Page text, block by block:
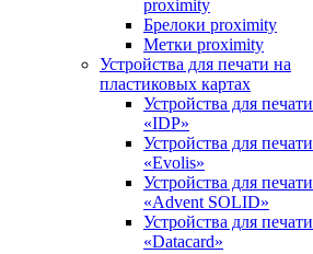
proximitу
Брелоки proximity
Метки proximity
Устройства для печати на
пластиковых картах
Устройства для печати
«IDP»
Устройства для печати
«Evolis»
Устройства для печати
«Advent SOLID»
Устройства для печати
«Datacard»